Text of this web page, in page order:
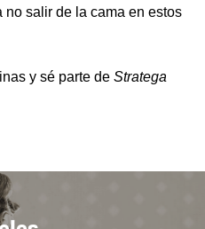
no salir de la cama en estos
y sé parte de Stratega